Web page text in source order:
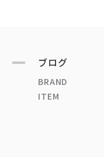
ブログ
BRAND
ITEM